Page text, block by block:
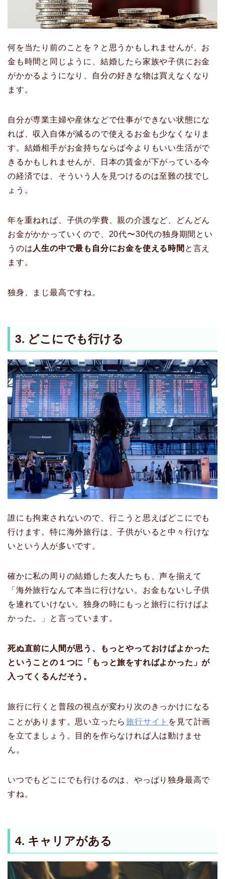
何を当たり前のことを？と思うかもしれませんが、お
金も時間と同じように、結婚したら家族や子供にお金
がかかるようになり、自分の好きな物は買えなくなり
ます。
自分が専業主婦や産休などで仕事ができない状態にな
れば、収入自体が減るので使えるお金も少なくなりま
す。結婚相手がお金持ちならば今よりもいい生活がで
きるかもしれませんが、日本の賃金が下がっている今
の経済では、そういう人を見つけるのは至難の技でし
ょう。
年を重ねれば、子供の学費、親の介護など、どんどん
お金がかかっていくので、20代〜30代の独身期間とい
うのは 人生の中で最も自分にお金を使える時間 と言え
ます。
独身、まじ最高ですね。
3. どこにでも行ける
誰にも拘束されないので、行こうと思えばどこにでも
行けます。特に海外旅行は、子供がいると中々行けな
いという人が多いです。
確かに私の周りの結婚した友人たちも、声を揃えて
「海外旅行なんて本当に行けない。お金もないし子供
を連れていけない。独身の時にもっと旅行に行けばよ
かった。」と言っています。
死ぬ直前に人間が思う、もっとやっておけばよかった
ということの１つに「もっと旅をすればよかった」が
入ってくるんだそう。
旅行に行くと普段の視点が変わり次のきっかけになる
ことがあります。思い立ったら 旅行サイト を見て計画
を立てましょう。目的を作らなければ人は動けませ
ん。
いつでもどこにでも行けるのは、やっぱり独身最高で
すね。
4. キャリアがある